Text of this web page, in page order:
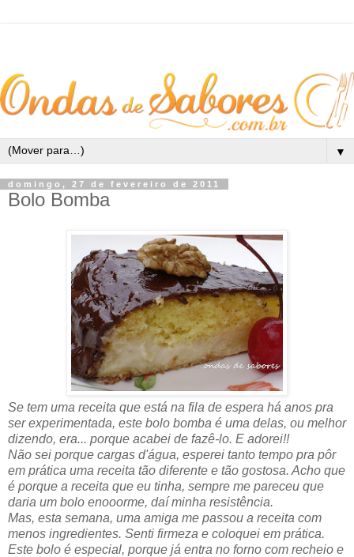
▼
domingo, 27 de fevereiro de 2011
Bolo Bomba
Se tem uma receita que está na fila de espera há anos pra
ser experimentada, este bolo bomba é uma delas, ou melhor
dizendo, era... porque acabei de fazê-lo. E adorei!!
Não sei porque cargas d'água, esperei tanto tempo pra pôr
em prática uma receita tão diferente e tão gostosa. Acho que
é porque a receita que eu tinha, sempre me pareceu que
daria um bolo enooorme, daí minha resistência.
Mas, esta semana, uma amiga me passou a receita com
menos ingredientes. Senti firmeza e coloquei em prática.
Este bolo é especial, porque já entra no forno com recheio e